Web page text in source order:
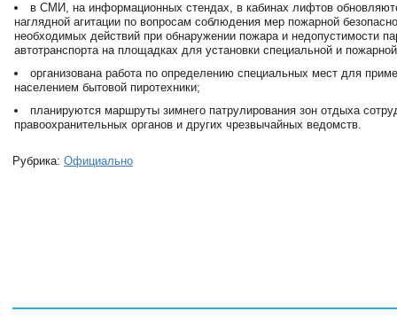
в СМИ, на информационных стендах, в кабинах лифтов
наглядной агитации по вопросам соблюдения мер пожарной
необходимых действий при обнаружении пожара и недопустимости
автотранспорта на площадках для установки специальной и
организована работа по определению специальных мест для
населением бытовой пиротехники;
планируются маршруты зимнего патрулирования зон отдыха
правоохранительных органов и других чрезвычайных ведомств.
Рубрика: Официально